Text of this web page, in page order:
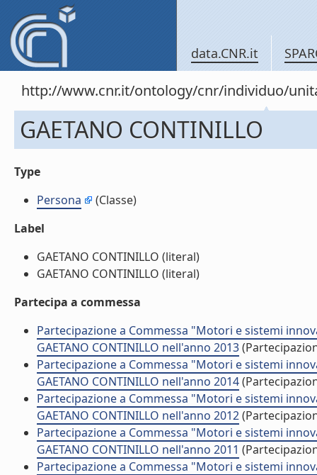
data.CNR.it
http://www.cnr.it/ontology/cnr/individuo/
GAETANO CONTINILLO
Type
Persona
(Classe)
Label
GAETANO CONTINILLO (literal)
GAETANO CONTINILLO (literal)
Partecipa a commessa
Partecipazione a Commessa "Motori e sistemi
GAETANO CONTINILLO nell'anno 2013
Partecipazione a Commessa "Motori e sistemi
GAETANO CONTINILLO nell'anno 2014
Partecipazione a Commessa "Motori e sistemi
GAETANO CONTINILLO nell'anno 2012
Partecipazione a Commessa "Motori e sistemi
GAETANO CONTINILLO nell'anno 2011
Partecipazione a Commessa "Motori e sistemi